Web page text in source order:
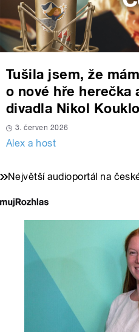
Tušila jsem, že
o nové hře herečka
divadla Nikol
3. červen 2026
Alex a host
Největší audioportál na